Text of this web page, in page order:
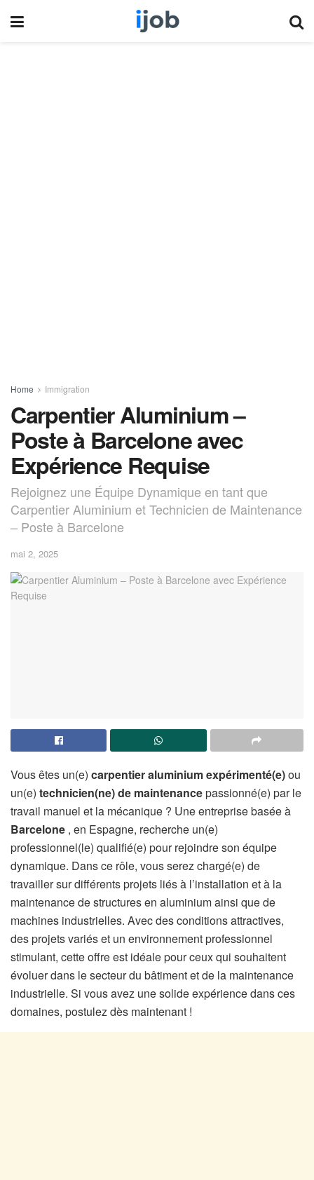
Home Immigration
Carpentier Aluminium –
Poste à Barcelone avec
Expérience Requise
Rejoignez une Équipe Dynamique en tant que
Carpentier Aluminium et Technicien de Maintenance
– Poste à Barcelone
mai 2, 2025
Vous êtes un(e) carpentier aluminium expérimenté(e)ou
un(e) technicien(ne) de maintenancepassionné(e) par le
travail manuel et la mécanique ? Une entreprise basée à
Barcelone , en Espagne, recherche un(e)
professionnel(le) qualifié(e) pour rejoindre son équipe
dynamique. Dans ce rôle, vous serez chargé(e) de
travailler sur différents projets liés à l’installation et à la
maintenance de structures en aluminium ainsi que de
machines industrielles. Avec des conditions attractives,
des projets variés et un environnement professionnel
stimulant, cette offre est idéale pour ceux qui souhaitent
évoluer dans le secteur du bâtiment et de la maintenance
industrielle. Si vous avez une solide expérience dans ces
domaines, postulez dès maintenant !